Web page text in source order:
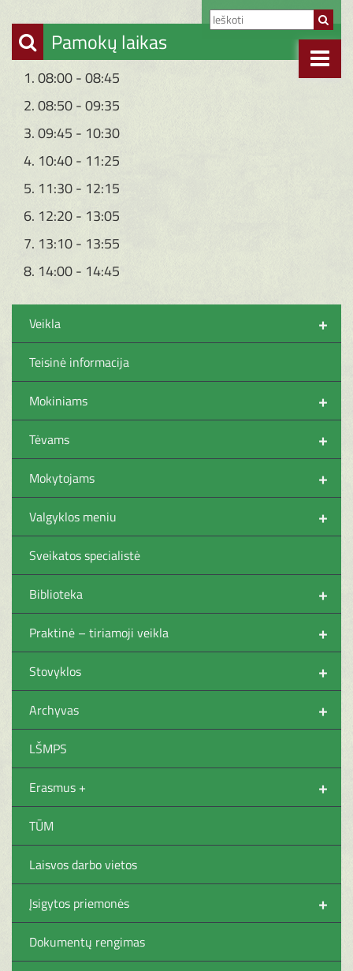
Pamokų laikas
1. 08:00 - 08:45
2. 08:50 - 09:35
3. 09:45 - 10:30
4. 10:40 - 11:25
5. 11:30 - 12:15
6. 12:20 - 13:05
7. 13:10 - 13:55
8. 14:00 - 14:45
+
Veikla
Teisinė informacija
+
Mokiniams
+
Tėvams
+
Mokytojams
+
Valgyklos meniu
Sveikatos specialistė
+
Biblioteka
+
Praktinė – tiriamoji veikla
+
Stovyklos
+
Archyvas
LŠMPS
+
Erasmus +
TŪM
Laisvos darbo vietos
+
Įsigytos priemonės
Dokumentų rengimas